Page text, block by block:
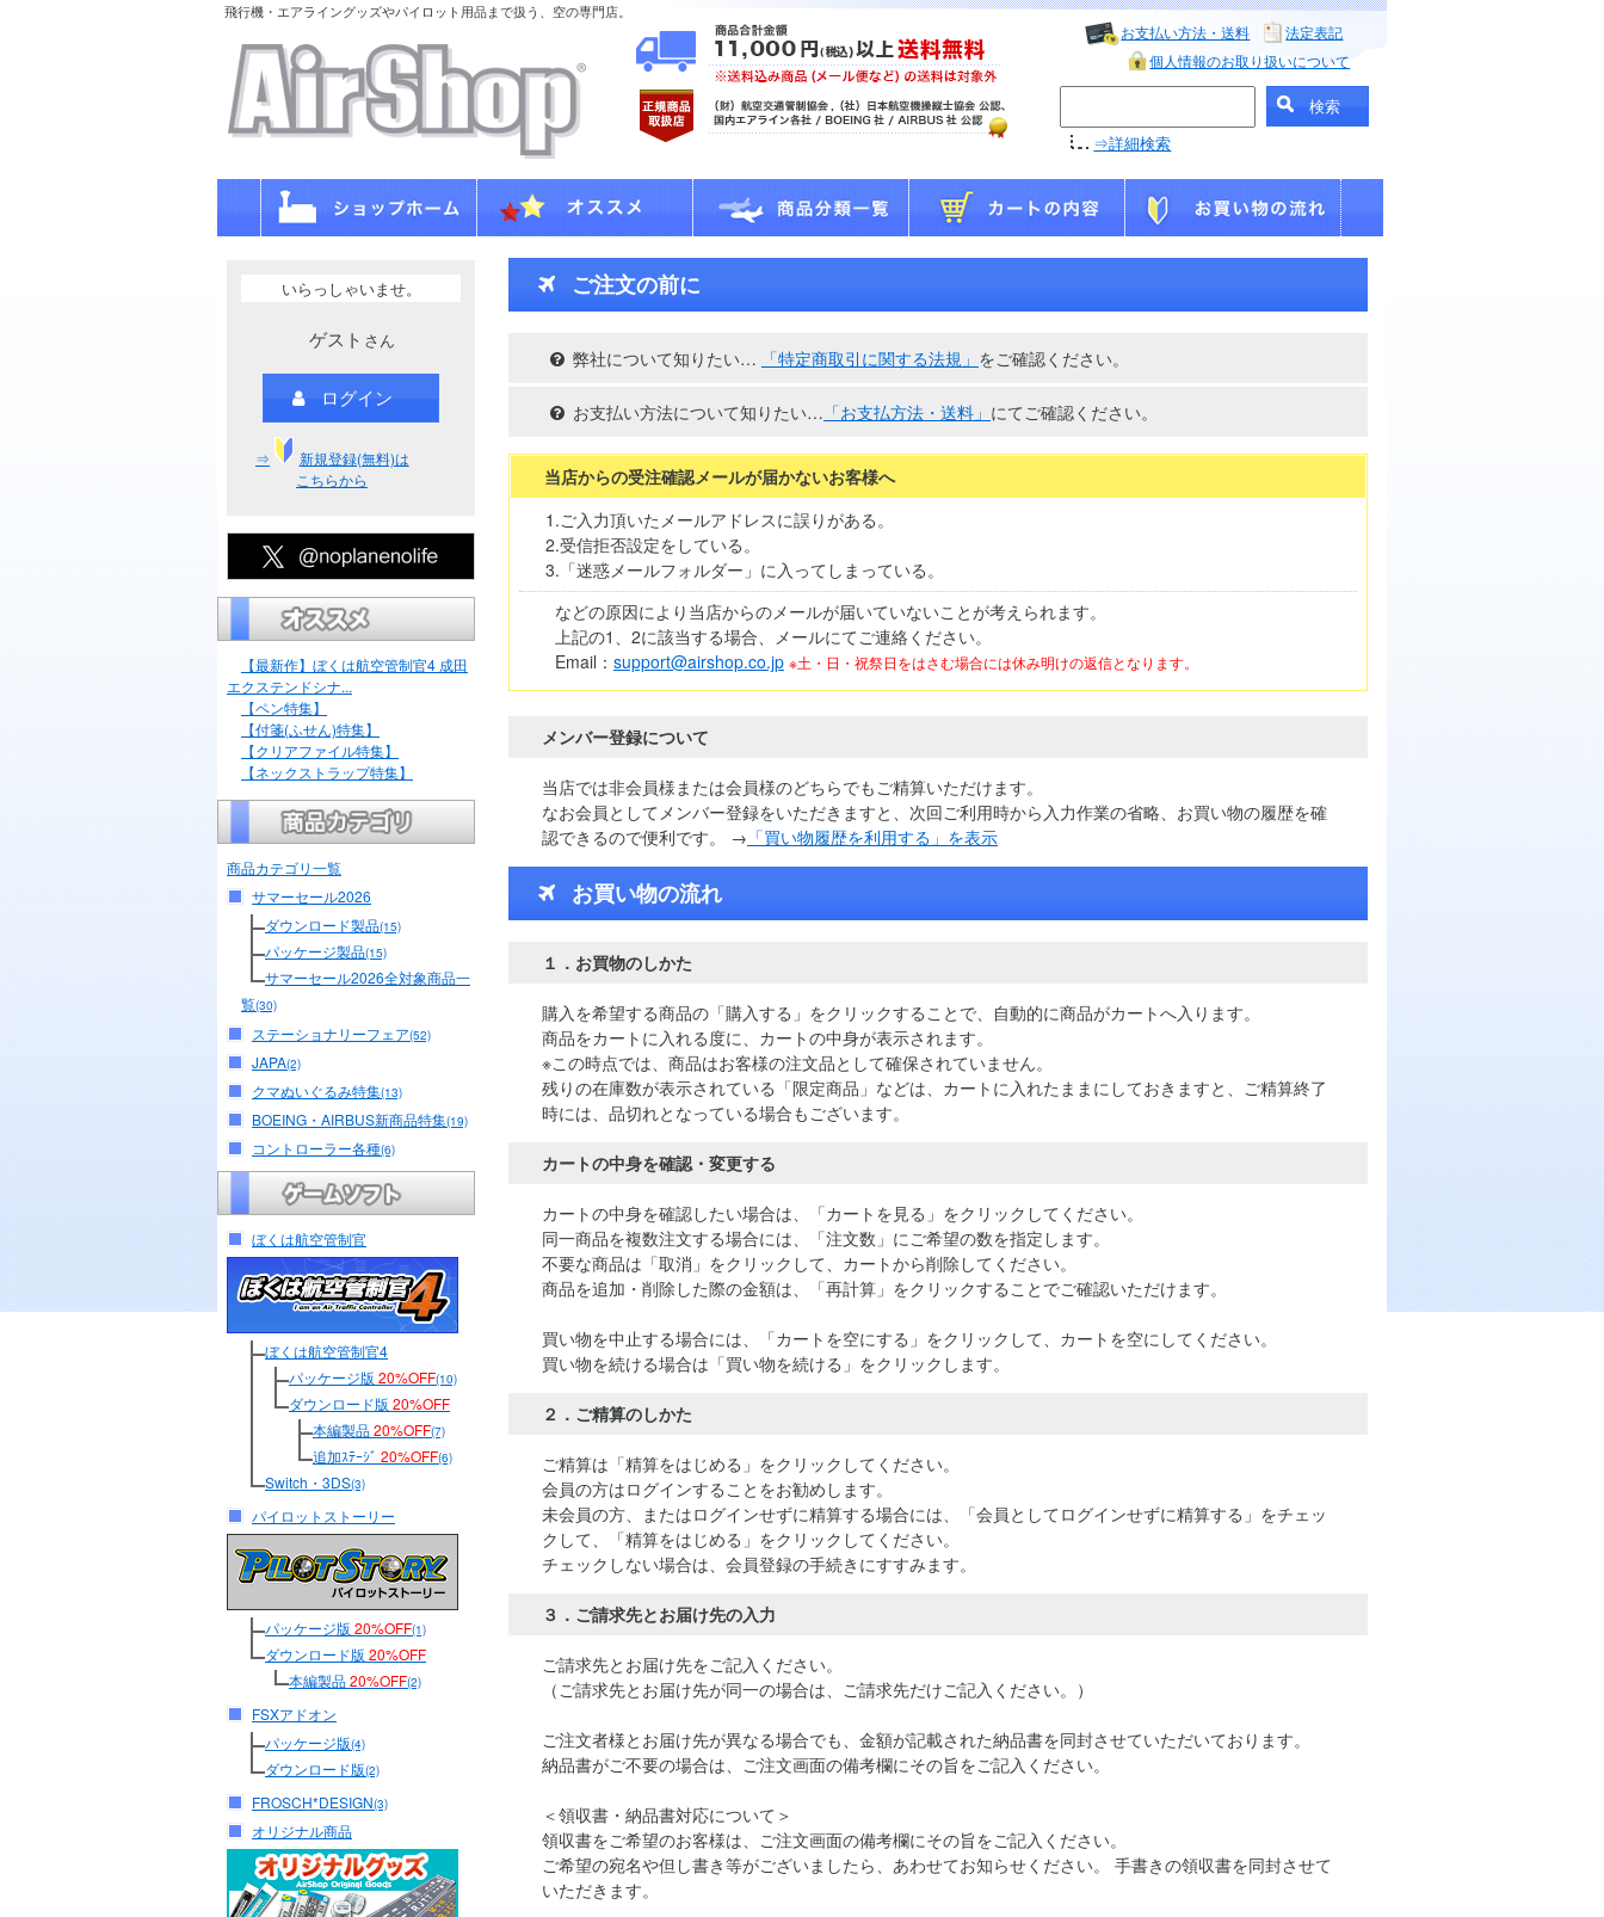
飛行機・エアライングッズやパイロット用品まで扱う、空の専門店。
お支払い方法・送料
法定表記
個人情報のお取り扱いについて
⇒詳細検索
いらっしゃいませ。
ゲスト さん
ログイン
⇒
新規登録(無料)は
こちらから
【最新作】ぼくは航空管制官4 成田
エクステンドシナ...
【ペン特集】
【付箋(ふせん)特集】
【クリアファイル特集】
【ネックストラップ特集】
商品カテゴリ一覧
サマーセール2026
ダウンロード製品(15)
パッケージ製品(15)
サマーセール2026全対象商品一
覧(30)
ステーショナリーフェア(52)
JAPA(2)
クマぬいぐるみ特集(13)
BOEING・AIRBUS新商品特集(19)
コントローラー各種(6)
ぼくは航空管制官
ぼくは航空管制官4
パッケージ版 20%OFF(10)
ダウンロード版 20%OFF
本編製品20%OFF(7)
追加ｽﾃｰｼﾞ 20%OFF(6)
Switch・3DS(3)
パイロットストーリー
パッケージ版 20%OFF(1)
ダウンロード版 20%OFF
本編製品20%OFF(2)
FSXアドオン
パッケージ版(4)
ダウンロード版(2)
FROSCH*DESIGN(3)
オリジナル商品
ご注文の前に
弊社について知りたい… 「特定商取引に関する法規」 をご確認ください。
お支払い方法について知りたい… 「お支払方法・送料」 にてご確認ください。
当店からの受注確認メールが届かないお客様へ
1.ご入力頂いたメールアドレスに誤りがある。
2.受信拒否設定をしている。
3.「迷惑メールフォルダー」に入ってしまっている。
などの原因により当店からのメールが届いていないことが考えられます。
上記の1、2に該当する場合、メールにてご連絡ください。
Email： support@airshop.co.jp ※土・日・祝祭日をはさむ場合には休み明けの返信となります。
メンバー登録について
当店では非会員様または会員様のどちらでもご精算いただけます。
なお会員としてメンバー登録をいただきますと、次回ご利用時から入力作業の省略、お買い物の履歴を確
認できるので便利です。 → 「買い物履歴を利用する」を表示
お買い物の流れ
１．お買物のしかた
購入を希望する商品の「購入する」をクリックすることで、自動的に商品がカートへ入ります。
商品をカートに入れる度に、カートの中身が表示されます。
※この時点では、商品はお客様の注文品として確保されていません。
残りの在庫数が表示されている「限定商品」などは、カートに入れたままにしておきますと、ご精算終了
時には、品切れとなっている場合もございます。
カートの中身を確認・変更する
カートの中身を確認したい場合は、「カートを見る」をクリックしてください。
同一商品を複数注文する場合には、「注文数」にご希望の数を指定します。
不要な商品は「取消」をクリックして、カートから削除してください。
商品を追加・削除した際の金額は、「再計算」をクリックすることでご確認いただけます。
買い物を中止する場合には、「カートを空にする」をクリックして、カートを空にしてください。
買い物を続ける場合は「買い物を続ける」をクリックします。
２．ご精算のしかた
ご精算は「精算をはじめる」をクリックしてください。
会員の方はログインすることをお勧めします。
未会員の方、またはログインせずに精算する場合には、「会員としてログインせずに精算する」をチェッ
クして、「精算をはじめる」をクリックしてください。
チェックしない場合は、会員登録の手続きにすすみます。
３．ご請求先とお届け先の入力
ご請求先とお届け先をご記入ください。
（ご請求先とお届け先が同一の場合は、ご請求先だけご記入ください。）
ご注文者様とお届け先が異なる場合でも、金額が記載された納品書を同封させていただいております。
納品書がご不要の場合は、ご注文画面の備考欄にその旨をご記入ください。
＜領収書・納品書対応について＞
領収書をご希望のお客様は、ご注文画面の備考欄にその旨をご記入ください。
ご希望の宛名や但し書き等がございましたら、あわせてお知らせください。 手書きの領収書を同封させて
いただきます。